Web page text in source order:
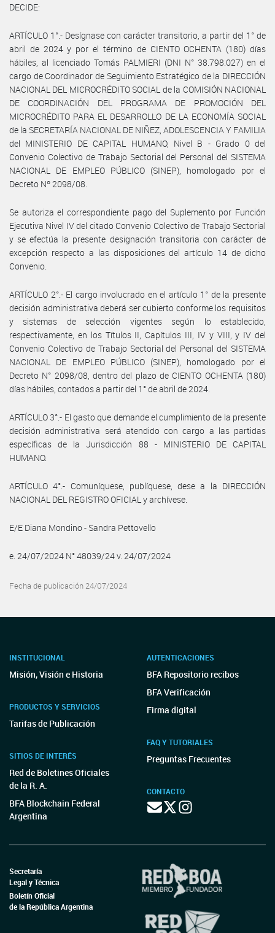
DECIDE:
ARTÍCULO 1°.- Desígnase con carácter transitorio, a partir del 1° de
abril de 2024 y por el término de CIENTO OCHENTA (180) días
hábiles, al licenciado Tomás PALMIERI (DNI N° 38.798.027) en el
cargo de Coordinador de Seguimiento Estratégico de la DIRECCIÓN
NACIONAL DEL MICROCRÉDITO SOCIAL de la COMISIÓN NACIONAL
DE COORDINACIÓN DEL PROGRAMA DE PROMOCIÓN DEL
MICROCRÉDITO PARA EL DESARROLLO DE LA ECONOMÍA SOCIAL
de la SECRETARÍA NACIONAL DE NIÑEZ, ADOLESCENCIA Y FAMILIA
del MINISTERIO DE CAPITAL HUMANO, Nivel B - Grado 0 del
Convenio Colectivo de Trabajo Sectorial del Personal del SISTEMA
NACIONAL DE EMPLEO PÚBLICO (SINEP), homologado por el
Decreto Nº 2098/08.
Se autoriza el correspondiente pago del Suplemento por Función
Ejecutiva Nivel IV del citado Convenio Colectivo de Trabajo Sectorial
y se efectúa la presente designación transitoria con carácter de
excepción respecto a las disposiciones del artículo 14 de dicho
Convenio.
ARTÍCULO 2°.- El cargo involucrado en el artículo 1° de la presente
decisión administrativa deberá ser cubierto conforme los requisitos
y sistemas de selección vigentes según lo establecido,
respectivamente, en los Títulos II, Capítulos III, IV y VIII, y IV del
Convenio Colectivo de Trabajo Sectorial del Personal del SISTEMA
NACIONAL DE EMPLEO PÚBLICO (SINEP), homologado por el
Decreto N° 2098/08, dentro del plazo de CIENTO OCHENTA (180)
días hábiles, contados a partir del 1° de abril de 2024.
ARTÍCULO 3°.- El gasto que demande el cumplimiento de la presente
decisión administrativa será atendido con cargo a las partidas
específicas de la Jurisdicción 88 - MINISTERIO DE CAPITAL
HUMANO.
ARTÍCULO 4°.- Comuníquese, publíquese, dese a la DIRECCIÓN
NACIONAL DEL REGISTRO OFICIAL y archívese.
E/E Diana Mondino - Sandra Pettovello
e. 24/07/2024 N° 48039/24 v. 24/07/2024
Fecha de publicación 24/07/2024
INSTITUCIONAL
Misión, Visión e Historia
PRODUCTOS Y SERVICIOS
Tarifas de Publicación
SITIOS DE INTERÉS
Red de Boletines Oficiales
de la R. A.
BFA Blockchain Federal
Argentina
AUTENTICACIONES
BFA Repositorio recibos
BFA Verificación
Firma digital
FAQ Y TUTORIALES
Preguntas Frecuentes
CONTACTO
Secretaría
Legal y Técnica
Boletín Oficial
de la República Argentina